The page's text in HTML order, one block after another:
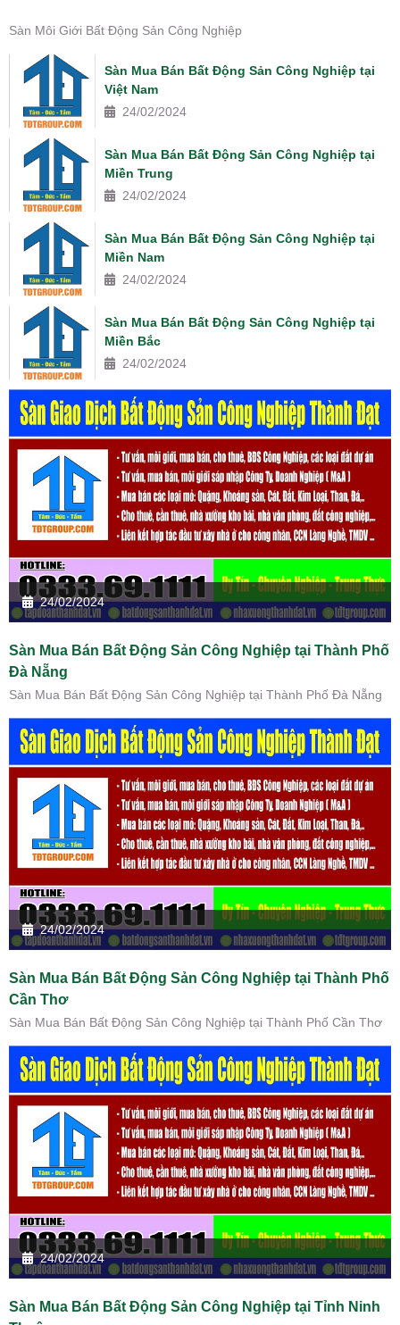
Sàn Môi Giới Bất Động Sản Công Nghiệp
Sàn Mua Bán Bất Động Sản Công Nghiệp tại
Việt Nam
24/02/2024
Sàn Mua Bán Bất Động Sản Công Nghiệp tại
Miền Trung
24/02/2024
Sàn Mua Bán Bất Động Sản Công Nghiệp tại
Miền Nam
24/02/2024
Sàn Mua Bán Bất Động Sản Công Nghiệp tại
Miền Bắc
24/02/2024
24/02/2024
Sàn Mua Bán Bất Động Sản Công Nghiệp tại Thành Phố
Đà Nẵng
Sàn Mua Bán Bất Động Sản Công Nghiệp tại Thành Phố Đà Nẵng
24/02/2024
Sàn Mua Bán Bất Động Sản Công Nghiệp tại Thành Phố
Cần Thơ
Sàn Mua Bán Bất Động Sản Công Nghiệp tại Thành Phố Cần Thơ
24/02/2024
Sàn Mua Bán Bất Động Sản Công Nghiệp tại Tỉnh Ninh